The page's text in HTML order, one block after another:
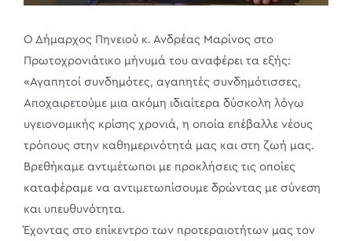
Ο Δήμαρχος Πηνειού κ. Ανδρέας Μαρίνος στο
Πρωτοχρονιάτικο μήνυμά του αναφέρει τα εξής:
«Αγαπητοί συνδημότες, αγαπητές συνδημότισσες,
Αποχαιρετούμε μια ακόμη ιδιαίτερα δύσκολη λόγω
υγειονομικής κρίσης χρονιά, η οποία επέβαλλε νέους
τρόπους στην καθημερινότητά μας και στη ζωή μας.
Βρεθήκαμε αντιμέτωποι με προκλήσεις τις οποίες
καταφέραμε να αντιμετωπίσουμε δρώντας με σύνεση
και υπευθυνότητα.
Έχοντας στο επίκεντρο των προτεραιοτήτων μας τον